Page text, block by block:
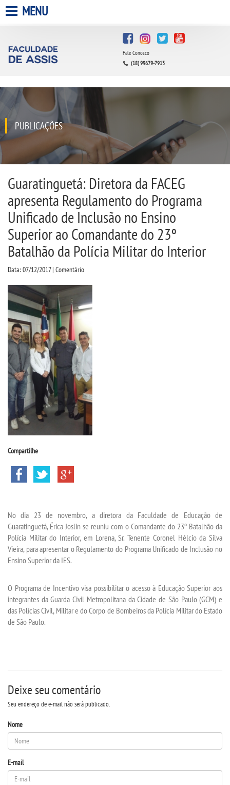
A FACULDADE
QUEM SOMOS
INFRAESTRUTURA
BIBLIOTECA
CPA
CPSA
PROUNI
CURSOS
BACHARELADOS
LICENCIATURAS
TECNOLÓGICOS
VESTIBULAR
MATRÍCULA
EDITAL
DESTAQUES
REVISTAS ELETRÔNICAS
REGULAMENTOS
MENU
Fale Conosco
(18) 99679-7913
PUBLICAÇÕES
Guaratinguetá: Diretora da FACEG
apresenta Regulamento do Programa
Unificado de Inclusão no Ensino
Superior ao Comandante do 23º
Batalhão da Polícia Militar do Interior
Data: 07/12/2017 | Comentário
Compartilhe
No dia 23 de novembro, a diretora da Faculdade de Educação de
Guaratinguetá, Érica Joslin se reuniu com o Comandante do 23º Batalhão da
Polícia Militar do Interior, em Lorena, Sr. Tenente Coronel Hélcio da Silva
Vieira, para apresentar o Regulamento do Programa Unificado de Inclusão no
Ensino Superior da IES.
O Programa de Incentivo visa possibilitar o acesso à Educação Superior aos
integrantes da Guarda Civil Metropolitana da Cidade de São Paulo (GCM) e
das Polícias Civil, Militar e do Corpo de Bombeiros da Polícia Militar do Estado
de São Paulo.
Deixe seu comentário
Seu endereço de e-mail não será publicado.
Nome
E-mail